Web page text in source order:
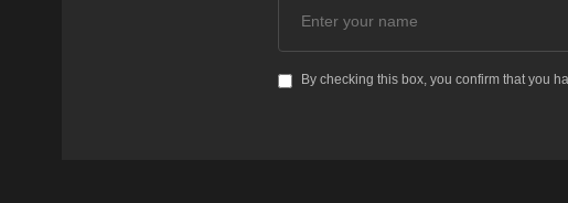
By checking this box, you confirm that you